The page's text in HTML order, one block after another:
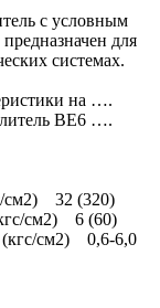
с условным
для
системах.
на ….
ВЕ6 ….
см2) 32 (320)
см2) 6 (60)
(кгс/см2) 0,6-6,0